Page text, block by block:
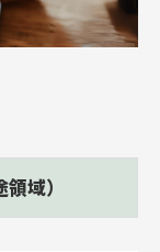
域）